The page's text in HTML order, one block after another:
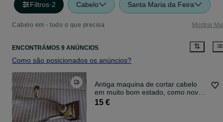
Filtros·2 Cabelo Santa Maria da Feira
Cabelo em - tudo o que precisa Mostrar
ENCONTRÁMOS 9 ANÚNCIOS
Como são posicionados os anúncios?
Antiga maquina de cortar cabelo
em muito bom estado, como nova.
Made in France
15 €